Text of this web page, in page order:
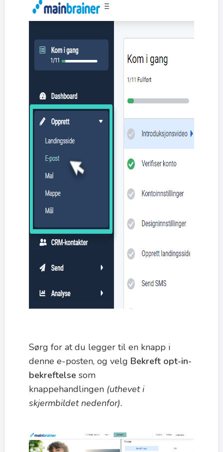
Sørg for at du legger til en knapp i
denne e-posten, og velg Bekreft opt-in-
bekreftelse som
knappehandlingen (uthevet i
skjermbildet nedenfor).